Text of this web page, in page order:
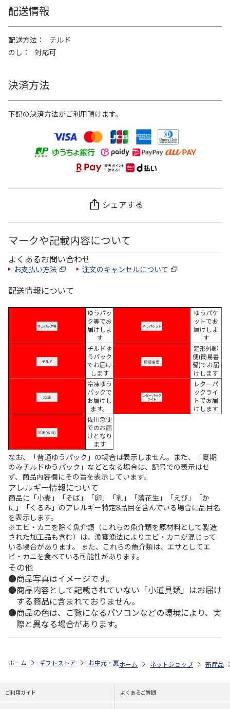
配送情報
配送方法
チルド
のし
対応可
決済方法
下記の決済方法がご利用頂けます。
シェアする
マークや記載内容について
よくあるお問い合わせ
お支払い方法 注文のキャンセルについて
配送情報について
ゆうパッ
ク等でお
届けしま
す
ゆうパケ
ットでお
届けしま
す
チルドゆ
うパック
でお届け
します
定形外郵
便(簡易書
留)でお届
けします
冷凍ゆう
パックで
お届けし
ます。
レターパ
ックライ
トでお届
けします
佐川急便
でのお届
けとなり
ます
なお、「普通ゆうパック」の場合は表示しません。また、「夏期
のみチルドゆうパック」などとなる場合は、記号での表示はせ
ず、商品内容欄にその旨を表示しています。
アレルギー情報について
商品に「小麦」「そば」「卵」「乳」「落花生」「えび」「か
に」「くるみ」のアレルギー特定8品目を含んでいる場合に品目名
を表示します。
※エビ・カニを除く魚介類（これらの魚介類を原材料として製造
された加工品も含む）は、漁獲漁法によりエビ・カニが混じって
いる場合があります。 また、これらの魚介類は、エサとしてエ
ビ・カニを食べている可能性があります。
その他
商品写真はイメージです。
商品内容として記載されていない「小道具類」はお届け
する商品に含まれておりません。
商品の色は、ご覧になるパソコンなどの環境により、実
際と異なる場合があります。
ホーム ギフトストア お中元・夏ギフト特集 2026 ゆうゆうギフト
ホーム ネットショップ 畜産品
ご利用ガイド よくあるご質問